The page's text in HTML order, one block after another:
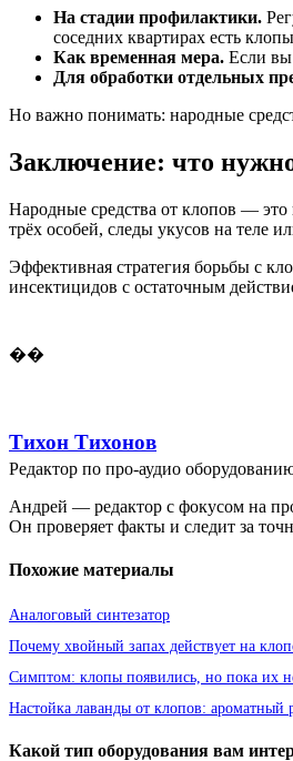
На стадии профилактики.
соседних квартирах есть
Как временная мера. Если вы
Для обработки отдельных
Но важно понимать: народные
Заключение: что
Народные средства от клопов —
трёх особей, следы укусов на теле
Эффективная стратегия борьбы с
инсектицидов с остаточным
��
Тихон Тихонов
Редактор по про-аудио
Андрей — редактор с фокусом на
Он проверяет факты и следит за
Похожие материалы
Аналоговый синтезатор
Почему хвойный запах действует на
Симптом: клопы появились, но пока их
Настойка лаванды от клопов: ароматный
Какой тип оборудования вам